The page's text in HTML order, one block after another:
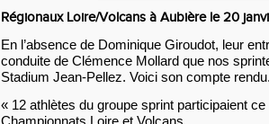
Régionaux Loire/Volcans à Aubière le 20
En l’absence de Dominique Giroudot, leur
conduite de Clémence Mollard que nos
Stadium Jean-Pellez. Voici son compte
« 12 athlètes du groupe sprint participaient
Championnats Loire et Volcans.